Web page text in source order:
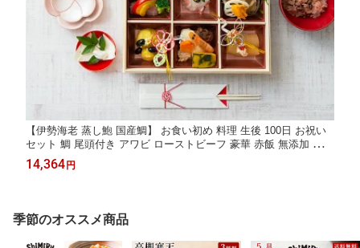
【伊勢海老 蒸し鮑 国産鯛】 お食い初め 料理 生後 100日 お祝い
セット 鯛 尾頭付き アワビ ローストビーフ 豪華 赤飯 無添加 手作
り ハマグリ お吸い物 祝箸 歯固め石 食器 栗きんとん 数の子 女の
子 男の子 宅配 お祝い膳 のし紙 飾り おくいぞめ 自宅 重箱
14,364 円
季節のオススメ商品